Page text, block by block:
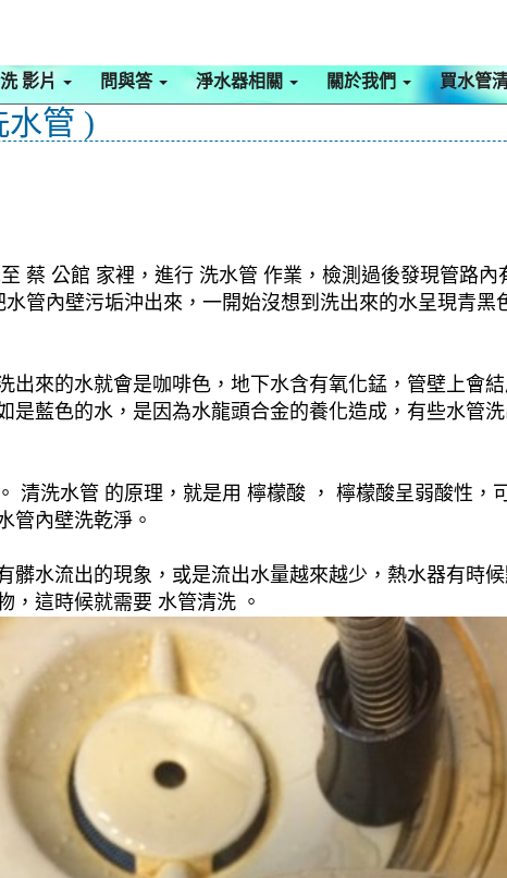
影片 問與答 淨水器相關 關於我們 買水管
水管 )
蔡 公館 家裡，進行 洗水管 作業，檢測過後發現管路
管內壁污垢沖出來，一開始沒想到洗出來的水呈現青
來的水就會是咖啡色，地下水含有氧化錳，管壁上會
藍色的水，是因為水龍頭合金的養化造成，有些水管
清洗水管 的原理，就是用 檸檬酸 ， 檸檬酸呈弱酸性
管內壁洗乾淨。
髒水流出的現象，或是流出水量越來越少，熱水器有時
，這時候就需要 水管清洗 。